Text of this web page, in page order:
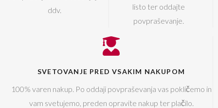
ddv.
listo ter oddajte
povpraševanje.
SVETOVANJE PRED VSAKIM NAKUPOM
100% varen nakup. Po oddaji povpraševanja vas pokličemo in
vam svetujemo, preden opravite nakup ter plačilo.